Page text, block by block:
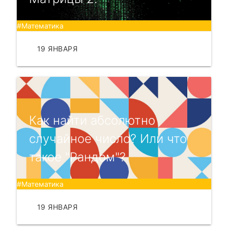
#Математика
19 ЯНВАРЯ
Как найти абсолютно
случайное число? Или что
такое "Рандом"?
#Математика
19 ЯНВАРЯ